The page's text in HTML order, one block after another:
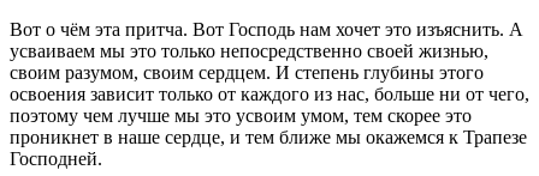
Вот о чём эта притча. Вот Господь нам хочет это изъяснить. А
усваиваем мы это только непосредственно своей жизнью,
своим разумом, своим сердцем. И степень глубины этого
освоения зависит только от каждого из нас, больше ни от чего,
поэтому чем лучше мы это усвоим умом, тем скорее это
проникнет в наше сердце, и тем ближе мы окажемся к Трапезе
Господней.